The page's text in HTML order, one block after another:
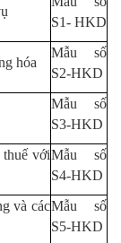
S1- HKD
hóa
Mẫu số
S2-HKD
Mẫu số
S3-HKD
vớiMẫu số
S4-HKD
và cácMẫu số
S5-HKD